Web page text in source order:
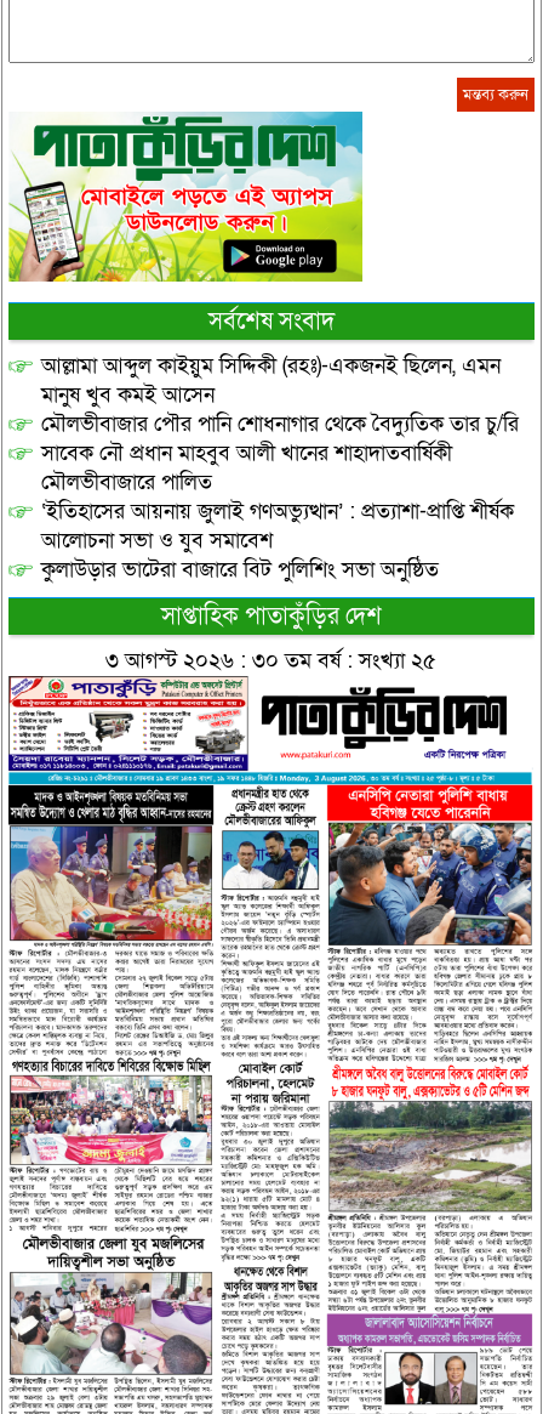
সর্বশেষ সংবাদ
আল্লামা আব্দুল কাইয়ুম সিদ্দিকী (রহঃ)-একজনই ছিলেন, এমন
মানুষ খুব কমই আসেন
মৌলভীবাজার পৌর পানি শোধনাগার থেকে বৈদ্যুতিক তার চু/রি
সাবেক নৌ প্রধান মাহবুব আলী খানের শাহাদাতবার্ষিকী
মৌলভীবাজারে পালিত
‘ইতিহাসের আয়নায় জুলাই গণঅভ্যুত্থান’ : প্রত্যাশা-প্রাপ্তি শীর্ষক
আলোচনা সভা ও যুব সমাবেশ
কুলাউড়ার ভাটেরা বাজারে বিট পুলিশিং সভা অনুষ্ঠিত
সাপ্তাহিক পাতাকুঁড়ির দেশ
৩ আগস্ট ২০২৬ : ৩০ তম বর্ষ : সংখ্যা ২৫